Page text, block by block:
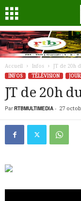
Accueil Infos
JT de 20h
INFOS
TÉLÉVISION
JT de 20h
Par RTBMULTIMEDIA - 27